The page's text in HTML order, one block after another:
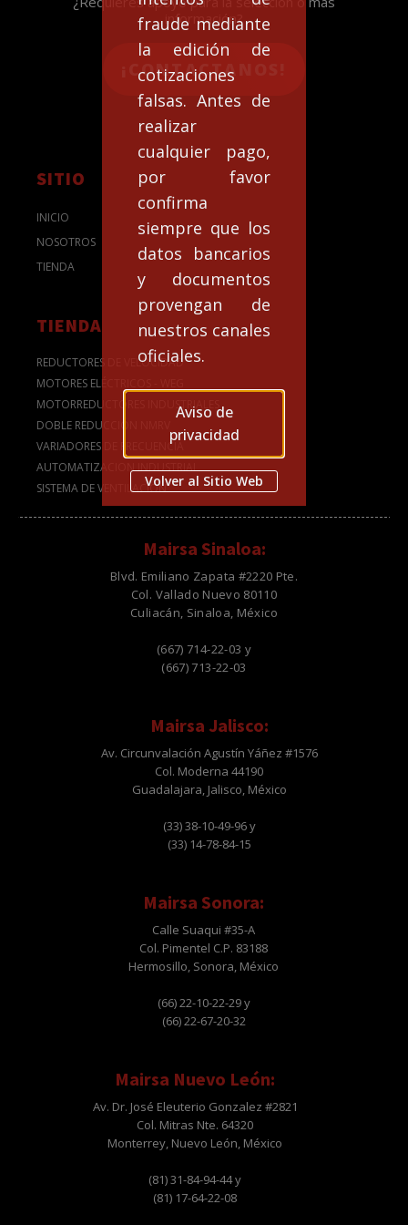
fraude mediante
la edición de
cotizaciones
falsas. Antes de
realizar
cualquier pago,
por favor
confirma
siempre que los
datos bancarios
y documentos
provengan de
nuestros canales
oficiales.
Aviso de
privacidad
Volver al Sitio Web
información?
¡CONTACTANOS!
SITIO
INICIO
NOSOTROS
TIENDA
TIENDA
REDUCTORES DE VELOCIDAD
MOTORES ELÉCTRICOS - WEG
MOTORREDUCTORES INDUSTRIALES
DOBLE REDUCCIÓN NMRV
VARIADORES DE FRECUENCIA
AUTOMATIZACION INDUSTRIAL
SISTEMA DE VENTILACION
Mairsa Sinaloa:
Blvd. Emiliano Zapata #2220 Pte.
Col. Vallado Nuevo 80110
Culiacán, Sinaloa, México
(667) 714-22-03 y
(667) 713-22-03
Mairsa Jalisco:
Av. Circunvalación Agustín Yáñez #1576
Col. Moderna 44190
Guadalajara, Jalisco, México
(33) 38-10-49-96 y
(33) 14-78-84-15
Mairsa Sonora:
Calle Suaqui #35-A
Col. Pimentel C.P. 83188
Hermosillo, Sonora, México
(66) 22-10-22-29 y
(66) 22-67-20-32
Mairsa Nuevo León:
Av. Dr. José Eleuterio Gonzalez #2821
Col. Mitras Nte. 64320
Monterrey, Nuevo León, México
(81) 31-84-94-44 y
(81) 17-64-22-08